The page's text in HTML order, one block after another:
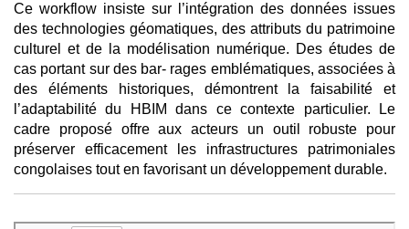
Ce workflow insiste sur l’intégration des données issues
des technologies géomatiques, des attributs du patrimoine
culturel et de la modélisation numérique. Des études de
cas portant sur des bar- rages emblématiques, associées à
des éléments historiques, démontrent la faisabilité et
l’adaptabilité du HBIM dans ce contexte particulier. Le
cadre proposé offre aux acteurs un outil robuste pour
préserver efficacement les infrastructures patrimoniales
congolaises tout en favorisant un développement durable.